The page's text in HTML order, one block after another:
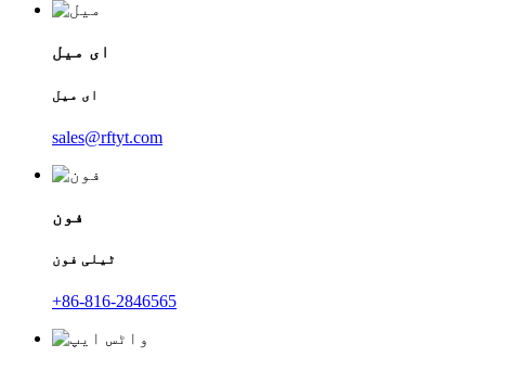
ای میل
ای میل
sales@rftyt.com
فون
ٹیلی فون
+86-816-2846565